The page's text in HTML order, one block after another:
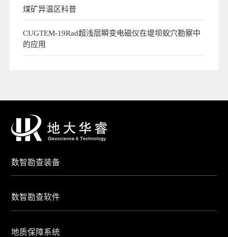
煤矿异温区科普
CUGTEM-19Rad超浅层瞬变电磁仪在堤坝蚁穴勘察中
的应用
数智勘查装备
数智勘查软件
地质保障系统